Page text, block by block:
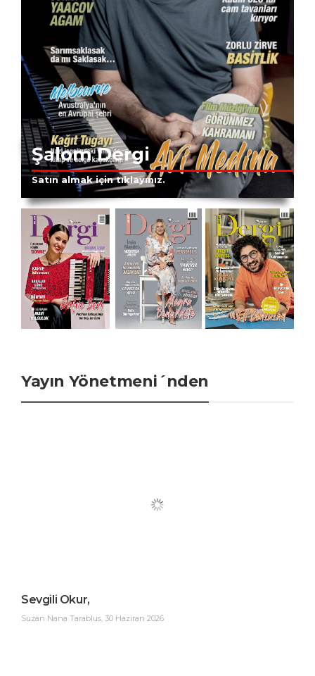
Şalom Dergi
Satın almak için tıklayınız.
Yayın Yönetmeni´nden
Sevgili Okur,
Suzan Nana Tarablus, 30 Haziran 2026